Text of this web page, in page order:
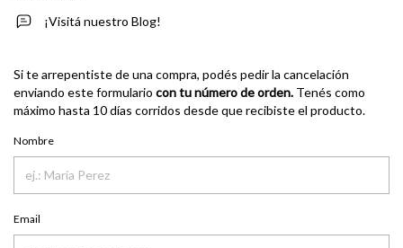
¡Visitá nuestro Blog!
Si te arrepentiste de una compra, podés pedir la cancelación
enviando este formulario con tu número de orden. Tenés como
máximo hasta 10 días corridos desde que recibiste el producto.
Nombre
Email